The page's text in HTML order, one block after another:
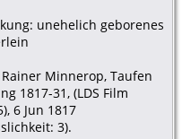
unehelich geborenes
Minnerop, Taufen
1817-31, (LDS Film
6 Jun 1817
3).